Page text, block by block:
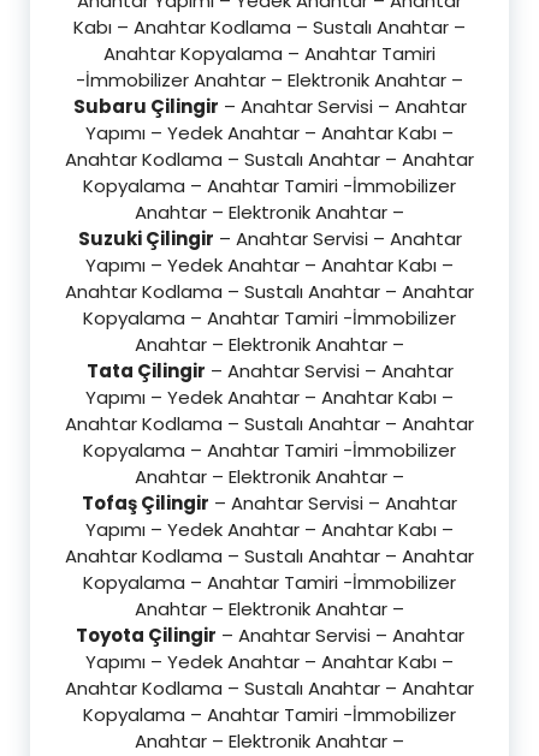
Kabı – Anahtar Kodlama – Sustalı Anahtar –
Anahtar Kopyalama – Anahtar Tamiri
-İmmobilizer Anahtar – Elektronik Anahtar –
Subaru Çilingir – Anahtar Servisi – Anahtar
Yapımı – Yedek Anahtar – Anahtar Kabı –
Anahtar Kodlama – Sustalı Anahtar – Anahtar
Kopyalama – Anahtar Tamiri -İmmobilizer
Anahtar – Elektronik Anahtar –
Suzuki Çilingir – Anahtar Servisi – Anahtar
Yapımı – Yedek Anahtar – Anahtar Kabı –
Anahtar Kodlama – Sustalı Anahtar – Anahtar
Kopyalama – Anahtar Tamiri -İmmobilizer
Anahtar – Elektronik Anahtar –
Tata Çilingir – Anahtar Servisi – Anahtar
Yapımı – Yedek Anahtar – Anahtar Kabı –
Anahtar Kodlama – Sustalı Anahtar – Anahtar
Kopyalama – Anahtar Tamiri -İmmobilizer
Anahtar – Elektronik Anahtar –
Tofaş Çilingir – Anahtar Servisi – Anahtar
Yapımı – Yedek Anahtar – Anahtar Kabı –
Anahtar Kodlama – Sustalı Anahtar – Anahtar
Kopyalama – Anahtar Tamiri -İmmobilizer
Anahtar – Elektronik Anahtar –
Toyota Çilingir – Anahtar Servisi – Anahtar
Yapımı – Yedek Anahtar – Anahtar Kabı –
Anahtar Kodlama – Sustalı Anahtar – Anahtar
Kopyalama – Anahtar Tamiri -İmmobilizer
Anahtar – Elektronik Anahtar –